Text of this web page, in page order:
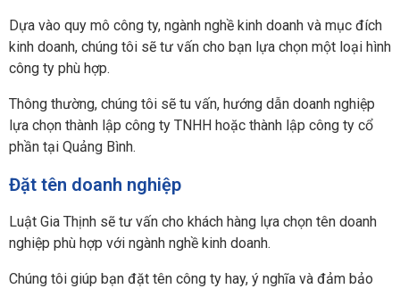
Dựa vào quy mô công ty, ngành nghề kinh doanh và mục đích
kinh doanh, chúng tôi sẽ tư vấn cho bạn lựa chọn một loại hình
công ty phù hợp.
Thông thường, chúng tôi sẽ tu vấn, hướng dẫn doanh nghiệp
lựa chọn thành lập công ty TNHH hoặc thành lập công ty cổ
phần tại Quảng Bình.
Đặt tên doanh nghiệp
Luật Gia Thịnh sẽ tư vấn cho khách hàng lựa chọn tên doanh
nghiệp phù hợp với ngành nghề kinh doanh.
Chúng tôi giúp bạn đặt tên công ty hay, ý nghĩa và đảm bảo